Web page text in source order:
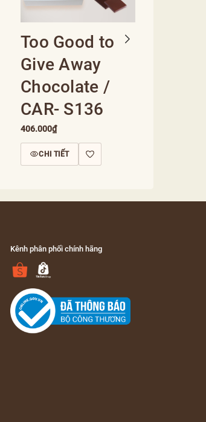
Too Good to
Give Away
Chocolate /
CAR- S136
406.000₫
CHI TIẾT
Kênh phân phối chính hãng